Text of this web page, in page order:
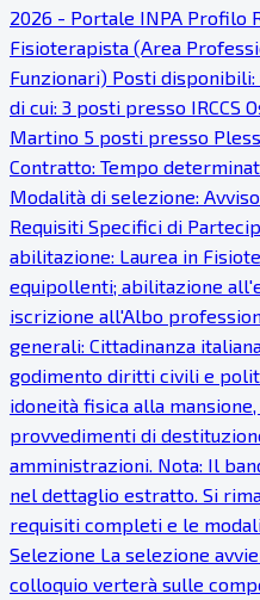
2026 - Portale INPA Profilo
Fisioterapista (Area
Funzionari) Posti
di cui: 3 posti presso IRCCS
Martino 5 posti presso
Contratto: Tempo
Modalità di selezione:
Requisiti Specifici di
abilitazione: Laurea in
equipollenti; abilitazione
iscrizione all'Albo
generali: Cittadinanza
godimento diritti civili e
idoneità fisica alla
provvedimenti di
amministrazioni. Nota: Il
nel dettaglio estratto. Si
requisiti completi e le
Selezione La selezione
colloquio verterà sulle